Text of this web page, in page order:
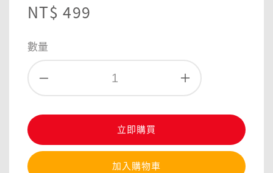
Regular
NT$ 499
數量
立即購買
加入購物車